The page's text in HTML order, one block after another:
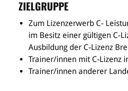
ZIELGRUPPE
Zum Lizenzerwerb C-
im Besitz einer gültigen C-
Ausbildung der C-Lizenz
Trainer/innen mit C-Lizenz
Trainer/innen anderer